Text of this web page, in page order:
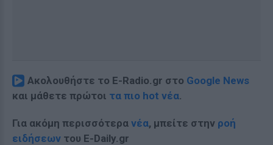
Ακολουθήστε το E-Radio.gr στο Google News
και μάθετε πρώτοι τα πιο hot νέα.
Για ακόμη περισσότερα νέα, μπείτε στην ροή
ειδήσεων του E-Daily.gr